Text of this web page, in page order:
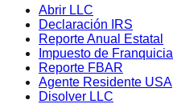
Abrir LLC
Declaración IRS
Reporte Anual Estatal
Impuesto de Franquicia
Reporte FBAR
Agente Residente USA
Disolver LLC